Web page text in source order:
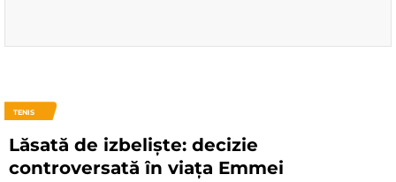
TENIS
Lăsată de izbeliște: decizie
controversată în viața Emmei